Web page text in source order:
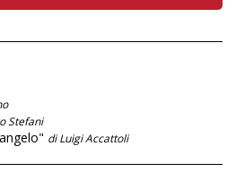
Stefani
di Luigi Accattoli